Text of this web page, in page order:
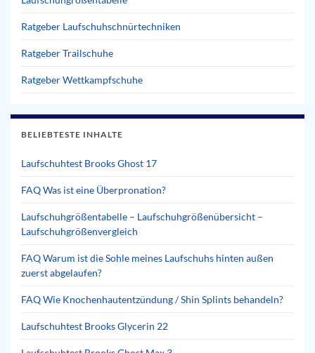
Ratgeber Laufschuhschnürtechniken
Ratgeber Trailschuhe
Ratgeber Wettkampfschuhe
BELIEBTESTE INHALTE
Laufschuhtest Brooks Ghost 17
FAQ Was ist eine Überpronation?
Laufschuhgrößentabelle – Laufschuhgrößenübersicht –
Laufschuhgrößenvergleich
FAQ Warum ist die Sohle meines Laufschuhs hinten außen
zuerst abgelaufen?
FAQ Wie Knochenhautentzündung / Shin Splints behandeln?
Laufschuhtest Brooks Glycerin 22